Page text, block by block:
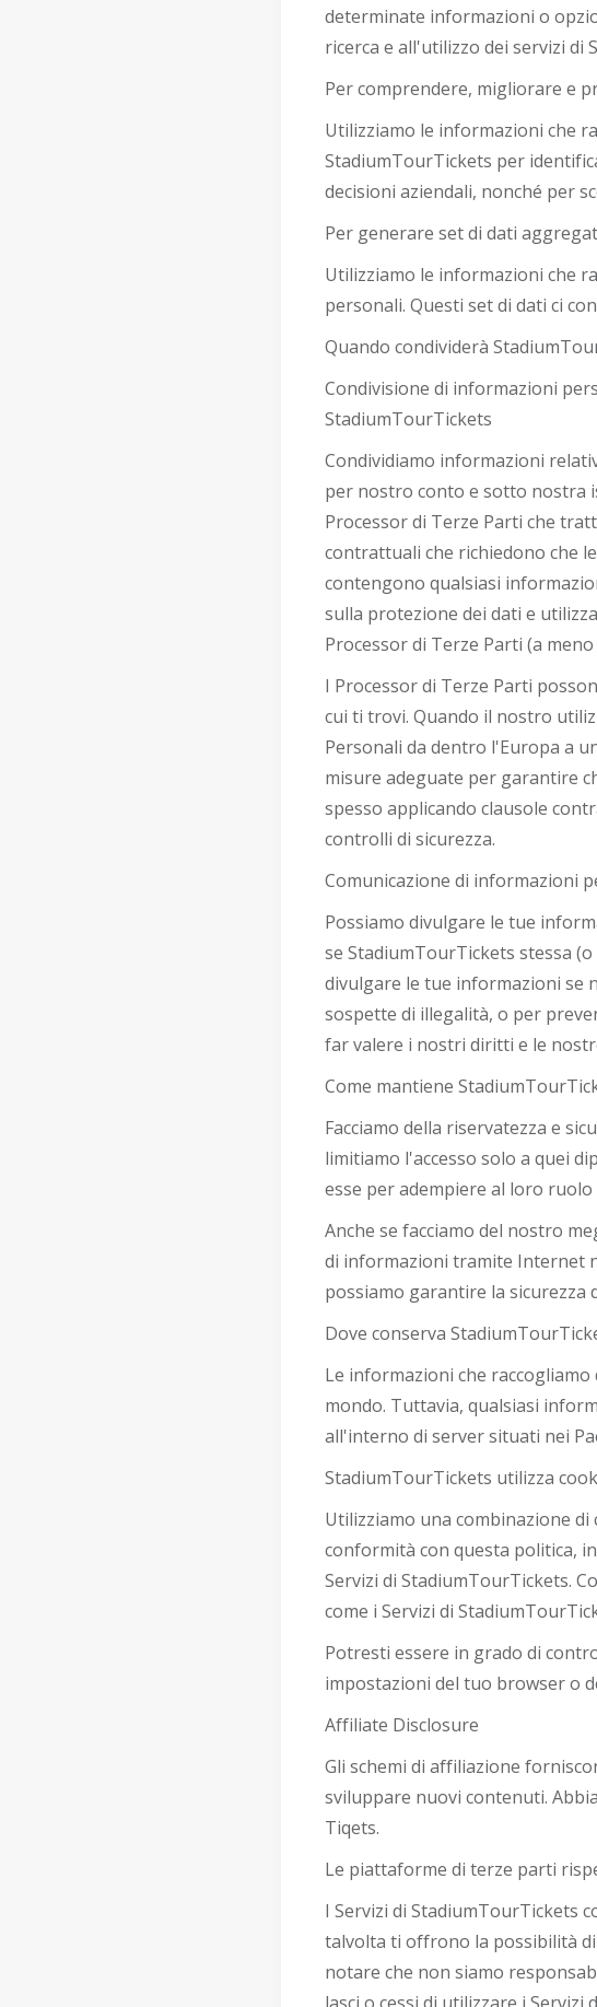
determinate informazioni o
ricerca e all'utilizzo dei servizi di
Per comprendere, migliorare e
Utilizziamo le informazioni che
StadiumTourTickets per
decisioni aziendali, nonché per
Per generare set di dati
Utilizziamo le informazioni che
personali. Questi set di dati ci
Quando condividerà
Condivisione di informazioni
StadiumTourTickets
Condividiamo informazioni
per nostro conto e sotto nostra
Processor di Terze Parti che
contrattuali che richiedono che
contengono qualsiasi
sulla protezione dei dati e
Processor di Terze Parti (a
I Processor di Terze Parti
cui ti trovi. Quando il nostro
Personali da dentro l'Europa a
misure adeguate per garantire
spesso applicando clausole
controlli di sicurezza.
Comunicazione di informazioni
Possiamo divulgare le tue
se StadiumTourTickets stessa
divulgare le tue informazioni se
sospette di illegalità, o per
far valere i nostri diritti e le
Come mantiene
Facciamo della riservatezza e
limitiamo l'accesso solo a quei
esse per adempiere al loro
Anche se facciamo del nostro
di informazioni tramite Internet
possiamo garantire la sicurezza
Dove conserva
Le informazioni che
mondo. Tuttavia, qualsiasi
all'interno di server situati nei
StadiumTourTickets utilizza
Utilizziamo una combinazione
conformità con questa politica,
Servizi di StadiumTourTickets.
come i Servizi di
Potresti essere in grado di
impostazioni del tuo browser o
Affiliate Disclosure
Gli schemi di affiliazione
sviluppare nuovi contenuti.
Tiqets.
Le piattaforme di terze parti
I Servizi di StadiumTourTickets
talvolta ti offrono la possibilità
notare che non siamo